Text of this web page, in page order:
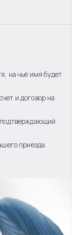
на чьё имя будет
и договор на
подтверждающий
приезда.